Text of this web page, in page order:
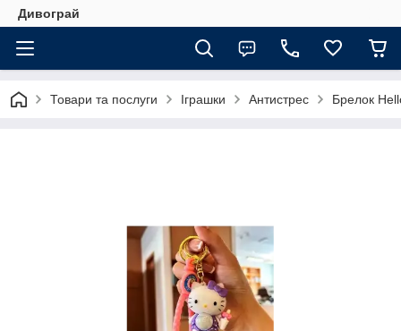
Дивограй
Товари та послуги Іграшки Антистрес Брелок